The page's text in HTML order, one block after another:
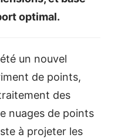
optimal.
un nouvel
de points,
des
nuages de points
à projeter les